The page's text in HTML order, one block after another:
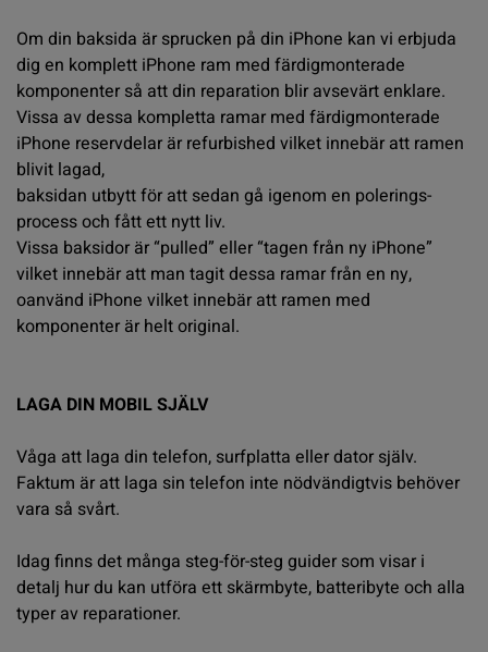
Om din baksida är sprucken på din iPhone kan vi erbjuda
dig en komplett iPhone ram med färdigmonterade
komponenter så att din reparation blir avsevärt enklare.
Vissa av dessa kompletta ramar med färdigmonterade
iPhone reservdelar är refurbished vilket innebär att ramen
blivit lagad,
baksidan utbytt för att sedan gå igenom en polerings-
process och fått ett nytt liv.
Vissa baksidor är “pulled” eller “tagen från ny iPhone”
vilket innebär att man tagit dessa ramar från en ny,
oanvänd iPhone vilket innebär att ramen med
komponenter är helt original.
LAGA DIN MOBIL SJÄLV
Våga att laga din telefon, surfplatta eller dator själv.
Faktum är att laga sin telefon inte nödvändigtvis behöver
vara så svårt.
Idag finns det många steg-för-steg guider som visar i
detalj hur du kan utföra ett skärmbyte, batteribyte och alla
typer av reparationer.